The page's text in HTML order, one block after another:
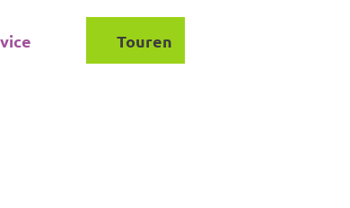
Touren